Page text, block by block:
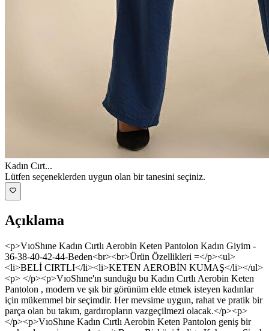
Kadın Cırt...
Lütfen seçeneklerden uygun olan bir tanesini seçiniz.
Açıklama
<p>VıoShıne Kadın Cırtlı Aerobin Keten Pantolon Kadın Giyim -
36-38-40-42-44-Beden<br><br>Ürün Özellikleri =</p><ul>
<li>BELİ CIRTLI</li><li>KETEN AEROBİN KUMAŞ</li></ul>
<p> </p><p>VıoShıne'ın sunduğu bu Kadın Cırtlı Aerobin Keten
Pantolon , modern ve şık bir görünüm elde etmek isteyen kadınlar
için mükemmel bir seçimdir. Her mevsime uygun, rahat ve pratik bir
parça olan bu takım, gardıropların vazgeçilmezi olacak.</p><p>
</p><p>VıoShıne Kadın Cırtlı Aerobin Keten Pantolon geniş bir